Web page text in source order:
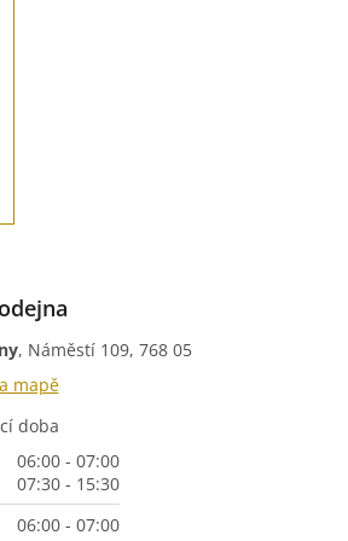
, Náměstí 109, 768 05
mapě
doba
06:00 - 07:00
07:30 - 15:30
06:00 - 07:00